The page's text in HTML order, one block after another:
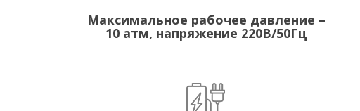
Максимальное рабочее давление –
10 атм, напряжение 220В/50Гц